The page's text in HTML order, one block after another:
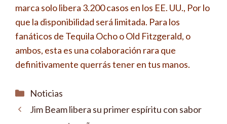
marca solo libera 3.200 casos en los EE. UU., Por lo
que la disponibilidad será limitada. Para los
fanáticos de Tequila Ocho o Old Fitzgerald, o
ambos, esta es una colaboración rara que
definitivamente querrás tener en tus manos.
Categorías
Noticias
Jim Beam libera su primer espíritu con sabor